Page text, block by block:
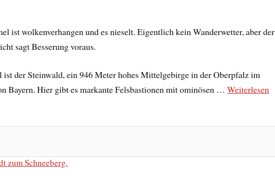
ist wolkenverhangen und es nieselt. Eigentlich kein Wanderwetter, aber der
sagt Besserung voraus.
ist der Steinwald, ein 946 Meter hohes Mittelgebirge in der Oberpfalz im
Bayern. Hier gibt es markante Felsbastionen mit ominösen …Weiterlesen